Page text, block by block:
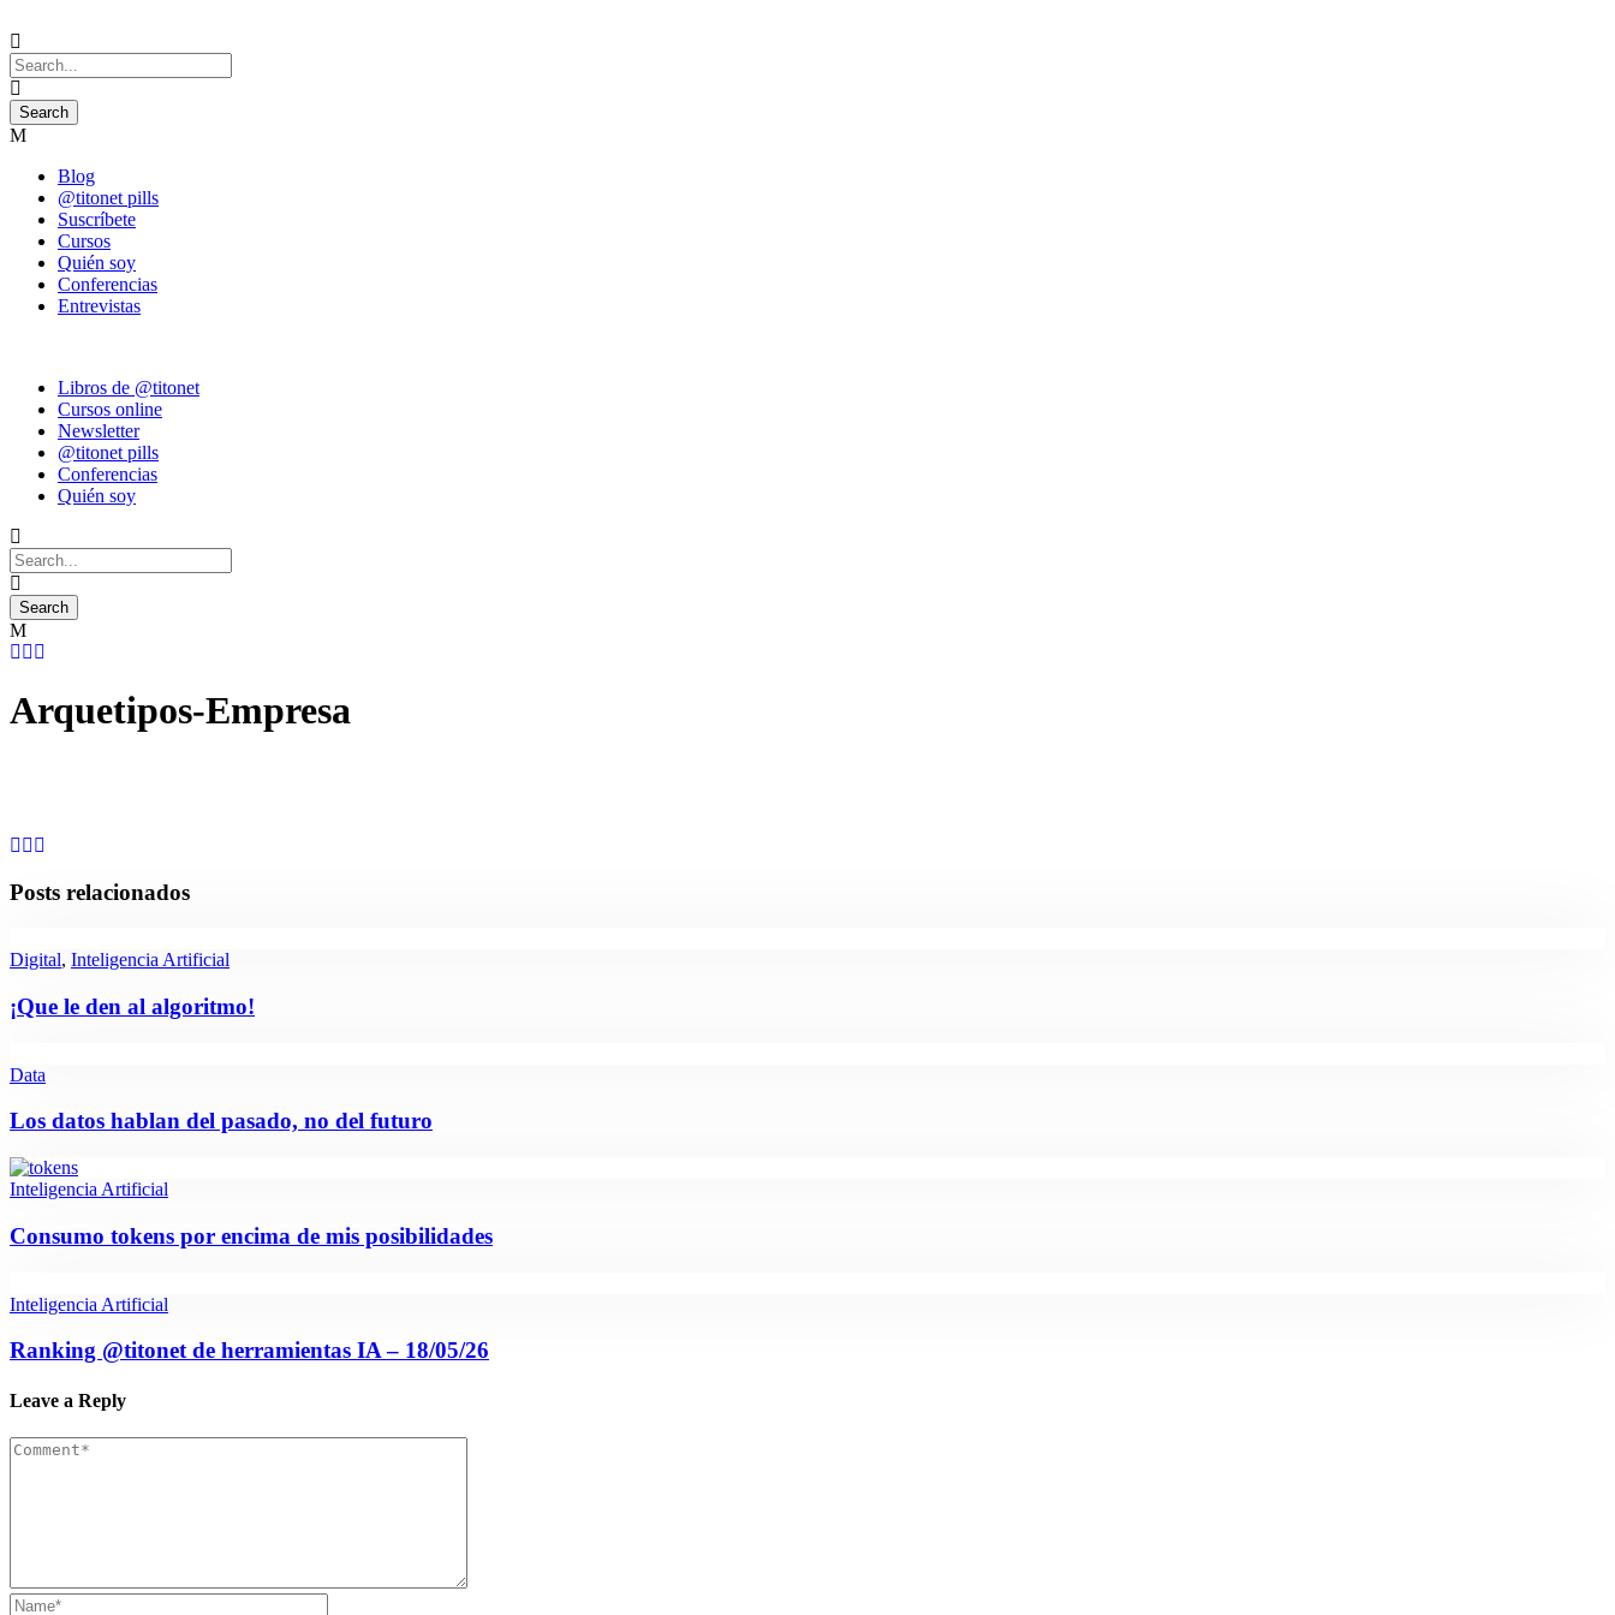
Blog
@titonet pills
Suscríbete
Cursos
Quién soy
Conferencias
Entrevistas
Libros de @titonet
Cursos online
Newsletter
@titonet pills
Conferencias
Quién soy
Arquetipos-Empresa
Posts relacionados
Digital, Inteligencia Artificial
¡Que le den al algoritmo!
Data
Los datos hablan del pasado, no del futuro
Inteligencia Artificial
Consumo tokens por encima de mis posibilidades
Inteligencia Artificial
Ranking @titonet de herramientas IA – 18/05/26
Leave a Reply